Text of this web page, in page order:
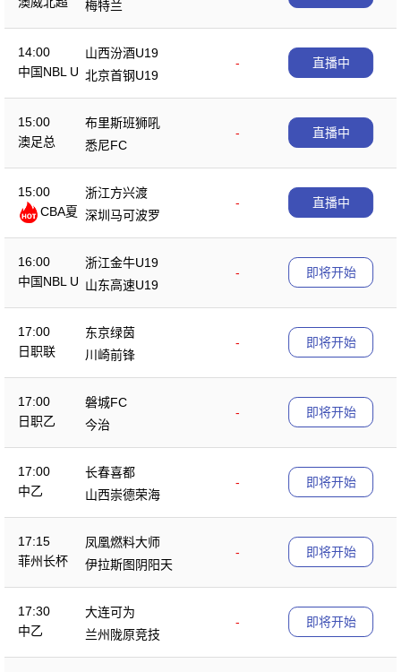
梅特兰
14:00
中国NBL U
山西汾酒U19
-
北京首钢U19
直播中
15:00
澳足总
布里斯班狮吼
-
悉尼FC
直播中
15:00
CBA夏
浙江方兴渡
-
深圳马可波罗
直播中
16:00
中国NBL U
浙江金牛U19
-
山东高速U19
即将开始
17:00
日职联
东京绿茵
-
川崎前锋
即将开始
17:00
日职乙
磐城FC
-
今治
即将开始
17:00
中乙
长春喜都
-
山西崇德荣海
即将开始
17:15
菲州长杯
凤凰燃料大师
-
伊拉斯图阴阳天
即将开始
17:30
中乙
大连可为
-
兰州陇原竞技
即将开始